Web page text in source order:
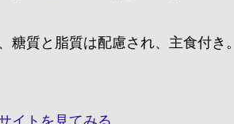
糖質と脂質は配慮され、主食付き
イトを見てみる